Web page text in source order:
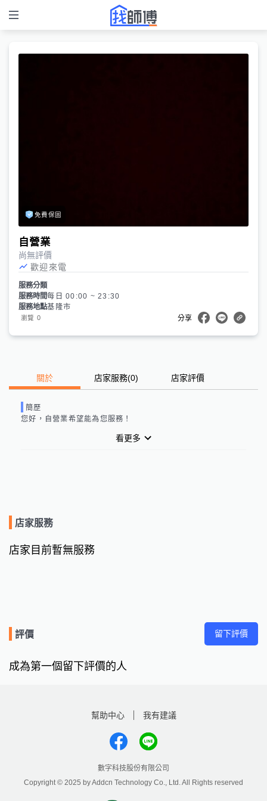
免費保固
自營業
尚無評價
歡迎來電
服務分類
服務時間每日 00:00 ~ 23:30
服務地點基隆市
瀏覽 0 分享
關於 店家服務(0) 店家評價
簡歷
您好， 自營業希望能為您服務！
看更多
店家服務
店家目前暫無服務
評價 留下評價
成為第一個留下評價的人
幫助中心 我有建議
數字科技股份有限公司
Copyright © 2025 by Addcn Technology Co., Ltd. All Rights reserved